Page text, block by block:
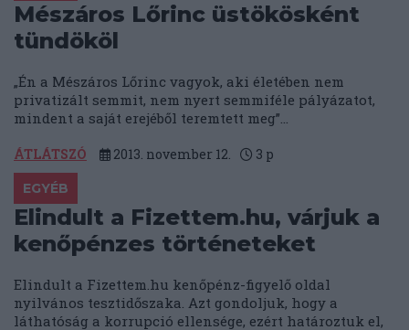
Mészáros Lőrinc üstökösként
tündököl
„Én a Mészáros Lőrinc vagyok, aki életében nem
privatizált semmit, nem nyert semmiféle pályázatot,
mindent a saját erejéből teremtett meg”...
ÁTLÁTSZÓ 2013. november 12. 3 p
EGYÉB
Elindult a Fizettem.hu, várjuk a
kenőpénzes történeteket
Elindult a Fizettem.hu kenőpénz-figyelő oldal
nyilvános tesztidőszaka. Azt gondoljuk, hogy a
láthatóság a korrupció ellensége, ezért határoztuk el,